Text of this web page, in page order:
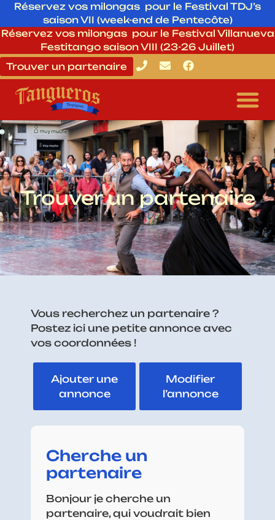
Réservez vos milongas pour le Festival TDJ’s
saison VII (week-end de Pentecôte)
Réservez vos milongas pour le Festival Villanueva
Festitango saison VIII (23-26 Juillet)
Trouver un partenaire
Trouver un partenaire
Vous recherchez un partenaire ?
Postez ici une petite annonce avec
vos coordonnées !
Ajouter une
annonce
Modifier
l’annonce
Cherche un
partenaire
Bonjour je cherche un
partenaire, qui voudrait bien